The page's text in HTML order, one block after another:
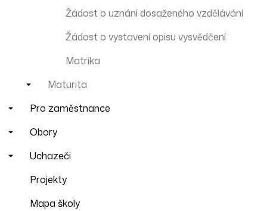
Žádost o uznání dosaženého vzdělávání
Žádost o vystavení opisu vysvědčení
Matrika
Maturita
Pro zaměstnance
Obory
Uchazeči
Projekty
Mapa školy